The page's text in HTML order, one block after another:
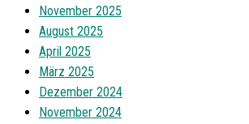
November 2025
August 2025
April 2025
März 2025
Dezember 2024
November 2024